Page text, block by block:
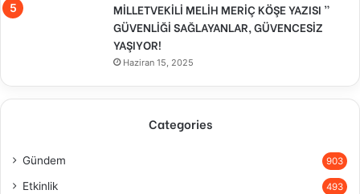
MİLLETVEKİLİ MELİH MERİÇ KÖŞE YAZISI ”
GÜVENLİĞİ SAĞLAYANLAR, GÜVENCESİZ
YAŞIYOR!
Haziran 15, 2025
Categories
Gündem 903
Etkinlik 493